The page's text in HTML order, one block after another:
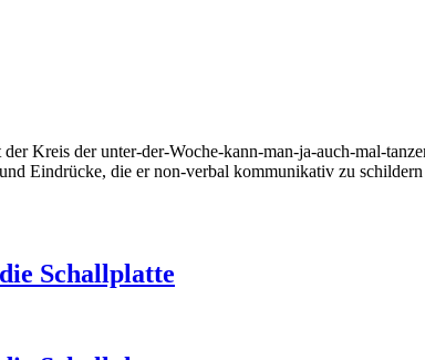
Kreis der unter-der-Woche-kann-man-ja-auch-mal-
Eindrücke, die er non-verbal kommunikativ zu
Schallplatte